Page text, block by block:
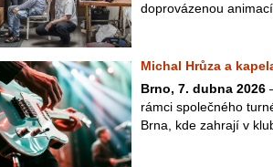
doprovázenou
Michal Hrůza a
Brno, 7. dubna 2026
rámci společného
Brna, kde zahrají v